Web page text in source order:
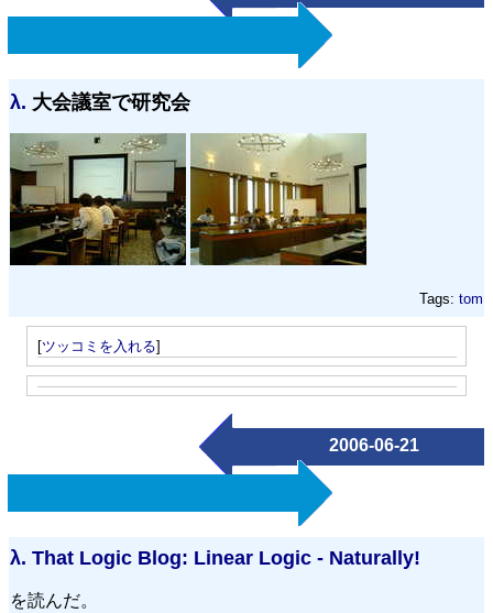
λ. 大会議室で研究会
Tags: tom
[ツッコミを入れる]
2006-06-21
λ. That Logic Blog: Linear Logic - Naturally!
を読んだ。